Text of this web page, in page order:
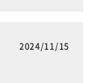
2024/11/15